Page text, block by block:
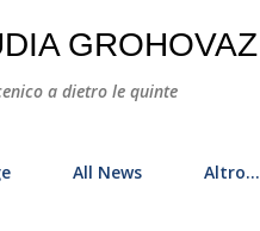
Passa ai contenuti principali
GROHOVAZ
a dietro le quinte
All News Altro…